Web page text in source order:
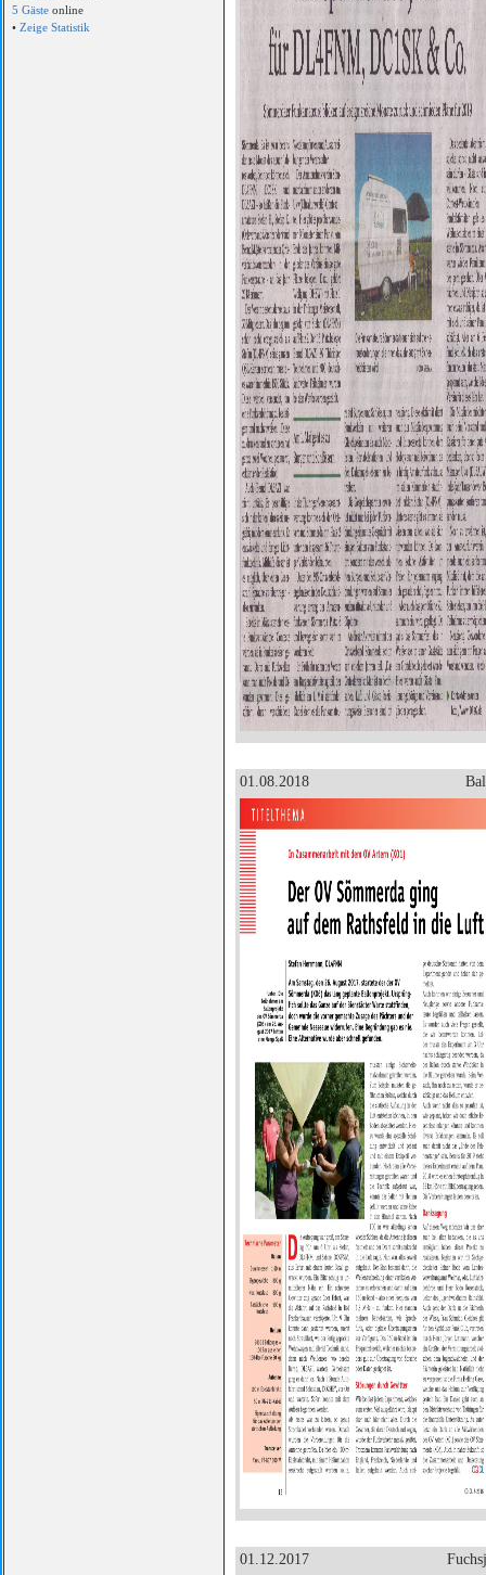
5 Gäste online
• Zeige Statistik
01.08.2018
01.12.2017